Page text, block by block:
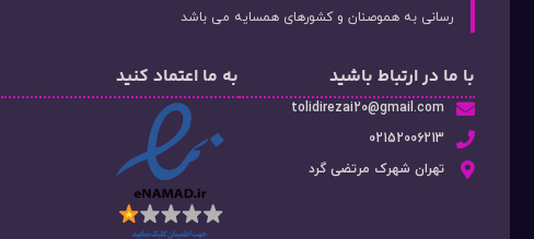
رسانی به هموصنان و کشورهای همسایه می باشد
با ما در ارتباط باشید
tolidirezai20@gmail.com
02152006213
تهران شهرک مرتضی گرد
به ما اعتماد کنید